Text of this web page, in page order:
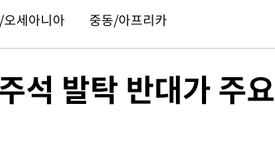
세아니아 중동/아프리카
석 발탁 반대가 주요